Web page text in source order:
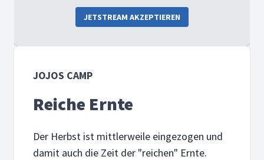
JETSTREAM AKZEPTIEREN
JOJOS CAMP
Reiche Ernte
Der Herbst ist mittlerweile eingezogen und
damit auch die Zeit der "reichen" Ernte.